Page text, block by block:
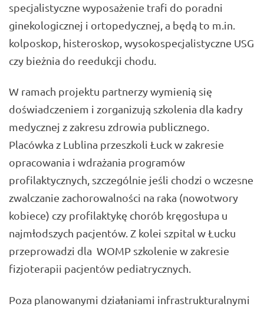
specjalistyczne wyposażenie trafi do poradni
ginekologicznej i ortopedycznej, a będą to m.in.
kolposkop, histeroskop, wysokospecjalistyczne USG
czy bieżnia do reedukcji chodu.
W ramach projektu partnerzy wymienią się
doświadczeniem i zorganizują szkolenia dla kadry
medycznej z zakresu zdrowia publicznego.
Placówka z Lublina przeszkoli Łuck w zakresie
opracowania i wdrażania programów
profilaktycznych, szczególnie jeśli chodzi o wczesne
zwalczanie zachorowalności na raka (nowotwory
kobiece) czy profilaktykę chorób kręgosłupa u
najmłodszych pacjentów. Z kolei szpital w Łucku
przeprowadzi dla WOMP szkolenie w zakresie
fizjoterapii pacjentów pediatrycznych.
Poza planowanymi działaniami infrastrukturalnymi